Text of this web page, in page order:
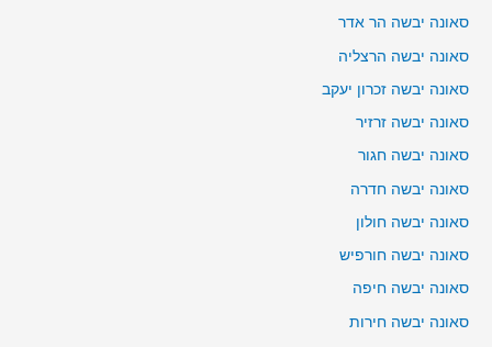
סאונה יבשה הר אדר
סאונה יבשה הרצליה
סאונה יבשה זכרון יעקב
סאונה יבשה זרזיר
סאונה יבשה חגור
סאונה יבשה חדרה
סאונה יבשה חולון
סאונה יבשה חורפיש
סאונה יבשה חיפה
סאונה יבשה חירות